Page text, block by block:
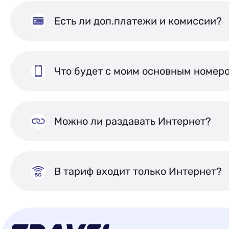
Есть ли доп.платежи и комиссии?
Что будет с моим основным
Можно ли раздавать Интернет?
В тариф входит только Интернет?